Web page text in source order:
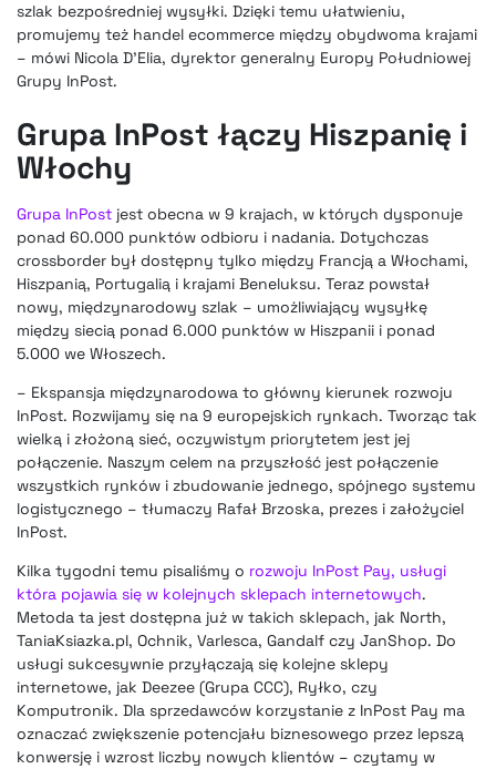
szlak bezpośredniej wysyłki. Dzięki temu ułatwieniu,
promujemy też handel ecommerce między obydwoma krajami
– mówi Nicola D’Elia, dyrektor generalny Europy Południowej
Grupy InPost.
Grupa InPost łączy Hiszpanię i
Włochy
Grupa InPost jest obecna w 9 krajach, w których dysponuje
ponad 60.000 punktów odbioru i nadania. Dotychczas
crossborder był dostępny tylko między Francją a Włochami,
Hiszpanią, Portugalią i krajami Beneluksu. Teraz powstał
nowy, międzynarodowy szlak – umożliwiający wysyłkę
między siecią ponad 6.000 punktów w Hiszpanii i ponad
5.000 we Włoszech.
– Ekspansja międzynarodowa to główny kierunek rozwoju
InPost. Rozwijamy się na 9 europejskich rynkach. Tworząc tak
wielką i złożoną sieć, oczywistym priorytetem jest jej
połączenie. Naszym celem na przyszłość jest połączenie
wszystkich rynków i zbudowanie jednego, spójnego systemu
logistycznego – tłumaczy Rafał Brzoska, prezes i założyciel
InPost.
Kilka tygodni temu pisaliśmy o rozwoju InPost Pay, usługi
która pojawia się w kolejnych sklepach internetowych.
Metoda ta jest dostępna już w takich sklepach, jak North,
TaniaKsiazka.pl, Ochnik, Varlesca, Gandalf czy JanShop. Do
usługi sukcesywnie przyłączają się kolejne sklepy
internetowe, jak Deezee (Grupa CCC), Ryłko, czy
Komputronik. Dla sprzedawców korzystanie z InPost Pay ma
oznaczać zwiększenie potencjału biznesowego przez lepszą
konwersję i wzrost liczby nowych klientów – czytamy w